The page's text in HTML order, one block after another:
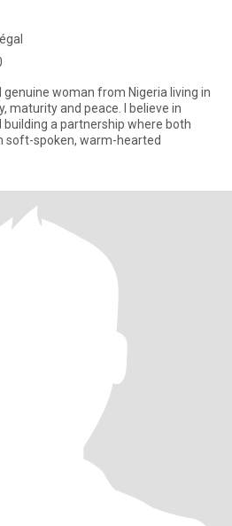
woman from Nigeria living in
maturity and peace. I believe in
a partnership where both
soft-spoken, warm-hearted